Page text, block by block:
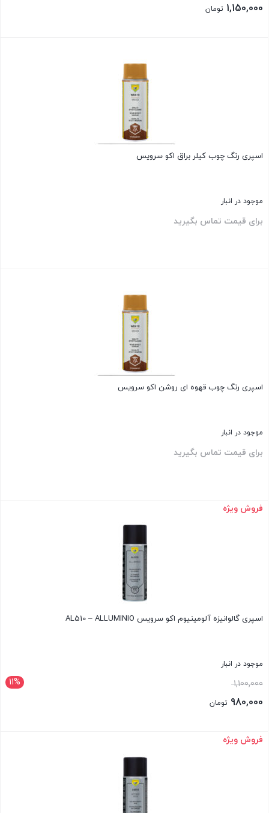
اصلی:1,150,000 تومان
اسپری رنگ چوب کیلر براق اکو سرویس
موجود در انبار
برای قیمت تماس بگیرید
اسپری رنگ چوب قهوه ای روشن اکو سرویس
موجود در انبار
برای قیمت تماس بگیرید
بستن
فروش ویژه
اسپری گالوانیزه آلومینیوم اکو سرویس AL510 – ALLUMINIO
موجود در انبار
11% 1,100,000قیمت
اصلی:
بود.
980,000 تومان
فعلی:
بستن
فروش ویژه